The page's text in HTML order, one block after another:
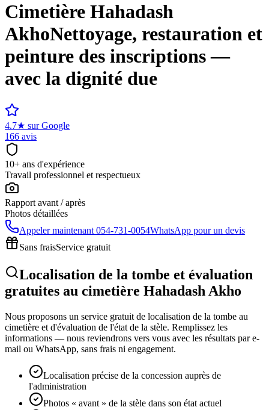
Cimetière Hahadash
AkhoNettoyage, restauration et
peinture des inscriptions —
avec la dignité due
4.7★ sur Google
166 avis
10+ ans d'expérience
Travail professionnel et respectueux
Rapport avant / après
Photos détaillées
Appeler maintenant 054-731-0054WhatsApp pour un devis
Sans fraisService gratuit
Localisation de la tombe et évaluation
gratuites au cimetière Hahadash Akho
Nous proposons un service gratuit de localisation de la tombe au
cimetière et d'évaluation de l'état de la stèle. Remplissez les
informations — nous reviendrons vers vous avec les résultats par e-
mail ou WhatsApp, sans frais ni engagement.
Localisation précise de la concession auprès de
l'administration
Photos « avant » de la stèle dans son état actuel